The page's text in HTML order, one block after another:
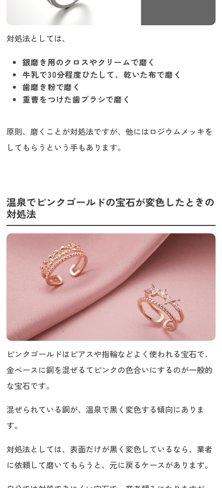
対処法としては、
銀磨き用のクロスやクリームで磨く
牛乳で30分程度ひたして、乾いた布で磨く
歯磨き粉で磨く
重曹をつけた歯ブラシで磨く
原則、磨くことが対処法ですが、他にはロジウムメッキを
してもらうという手もあります。
温泉でピンクゴールドの宝石が変色したときの
対処法
ピンクゴールドはピアスや指輪などよく使われる宝石で、
金ベースに銅を混ぜるてピンクの色合いにするのが一般的
な宝石です。
混ぜられている銅が、温泉で黒く変色する傾向にありま
す。
対処法としては、表面だけが黒く変色しているなら、業者
に依頼して磨いてもらうと、元に戻るケースがあります。